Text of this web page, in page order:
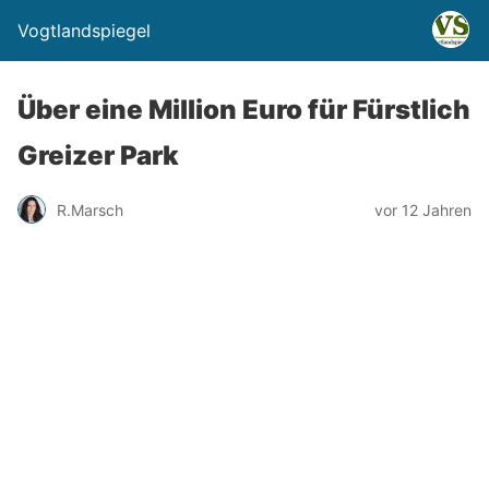
Vogtlandspiegel
Über eine Million Euro für Fürstlich
Greizer Park
R.Marsch vor 12 Jahren